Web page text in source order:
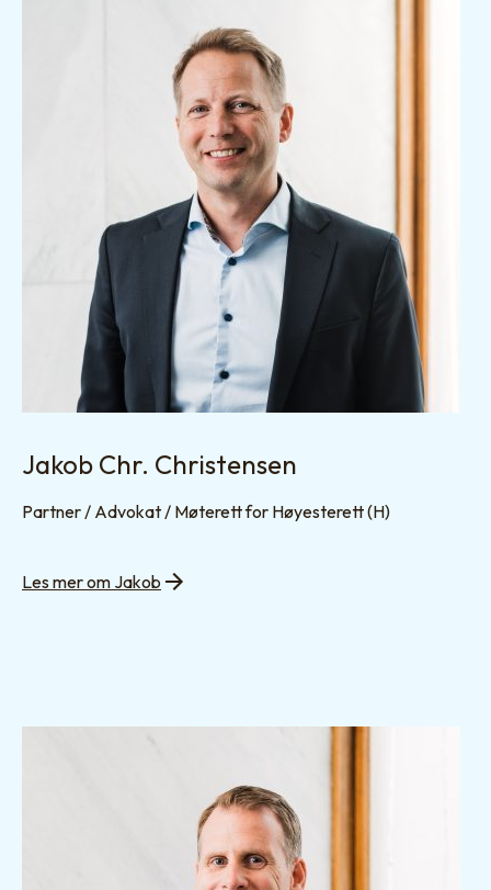
Jakob Chr. Christensen
Partner / Advokat / Møterett for Høyesterett (H)
Les mer om Jakob